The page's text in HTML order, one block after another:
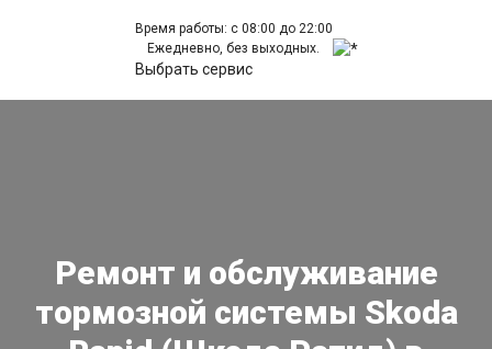
Время работы: с 08:00 до 22:00
Ежедневно, без выходных.
Выбрать сервис
Ремонт и обслуживание
тормозной системы Skoda